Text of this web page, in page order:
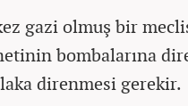
gazi olmuş bir
bombalarına
direnmesi gerekir.